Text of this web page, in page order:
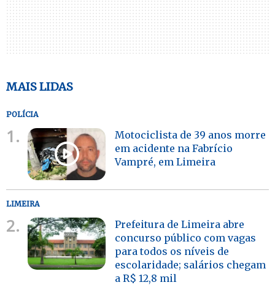
MAIS LIDAS
POLÍCIA
1.
Motociclista de 39 anos morre
em acidente na Fabrício
Vampré, em Limeira
LIMEIRA
2.
Prefeitura de Limeira abre
concurso público com vagas
para todos os níveis de
escolaridade; salários chegam
a R$ 12,8 mil